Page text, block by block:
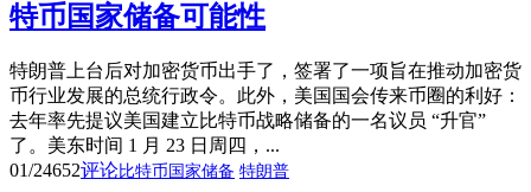
特币国家储备可能性
特朗普上台后对加密货币出手了，签署了一项旨在推动加密货
币行业发展的总统行政令。此外，美国国会传来币圈的利好：
去年率先提议美国建立比特币战略储备的一名议员 “升官”
了。美东时间 1 月 23 日周四，...
01/24652评论比特币国家储备 特朗普